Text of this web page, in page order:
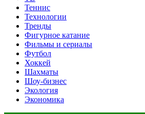
Теннис
Технологии
Тренды
Фигурное катание
Фильмы и сериалы
Футбол
Хоккей
Шахматы
Шоу-бизнес
Экология
Экономика